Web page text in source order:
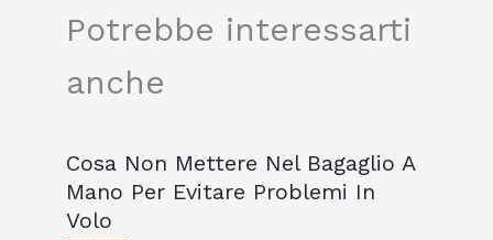
Potrebbe interessarti
anche
Cosa Non Mettere Nel Bagaglio A
Mano Per Evitare Problemi In
Volo